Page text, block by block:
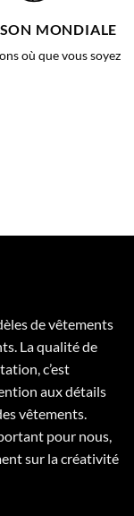
MONDIALE
où que vous soyez
de vêtements
La qualité de
c’est
aux détails
vêtements.
pour nous,
sur la créativité